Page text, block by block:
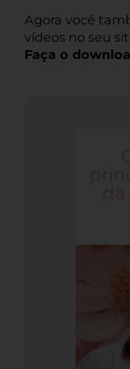
Agora você
vídeos no seu
Faça o